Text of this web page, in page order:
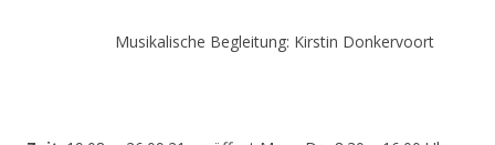
Musikalische Begleitung: Kirstin Donkervoort